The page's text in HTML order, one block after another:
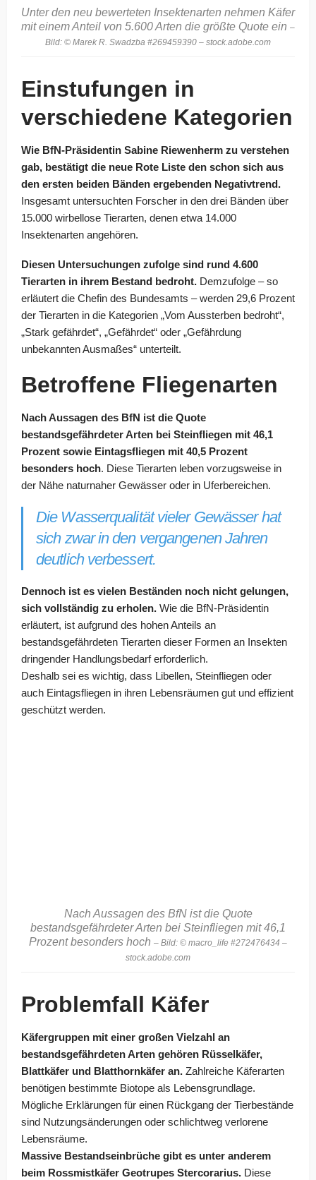
Unter den neu bewerteten Insektenarten nehmen Käfer
mit einem Anteil von 5.600 Arten die größte Quote ein –
Bild: © Marek R. Swadzba #269459390 – stock.adobe.com
Einstufungen in
verschiedene Kategorien
Wie BfN-Präsidentin Sabine Riewenherm zu verstehen
gab, bestätigt die neue Rote Liste den schon sich aus
den ersten beiden Bänden ergebenden Negativtrend.
Insgesamt untersuchten Forscher in den drei Bänden über
15.000 wirbellose Tierarten, denen etwa 14.000
Insektenarten angehören.
Diesen Untersuchungen zufolge sind rund 4.600
Tierarten in ihrem Bestand bedroht. Demzufolge – so
erläutert die Chefin des Bundesamts – werden 29,6 Prozent
der Tierarten in die Kategorien „Vom Aussterben bedroht“,
„Stark gefährdet“, „Gefährdet“ oder „Gefährdung
unbekannten Ausmaßes“ unterteilt.
Betroffene Fliegenarten
Nach Aussagen des BfN ist die Quote
bestandsgefährdeter Arten bei Steinfliegen mit 46,1
Prozent sowie Eintagsfliegen mit 40,5 Prozent
besonders hoch. Diese Tierarten leben vorzugsweise in
der Nähe naturnaher Gewässer oder in Uferbereichen.
Die Wasserqualität vieler Gewässer hat
sich zwar in den vergangenen Jahren
deutlich verbessert.
Dennoch ist es vielen Beständen noch nicht gelungen,
sich vollständig zu erholen. Wie die BfN-Präsidentin
erläutert, ist aufgrund des hohen Anteils an
bestandsgefährdeten Tierarten dieser Formen an Insekten
dringender Handlungsbedarf erforderlich.
Deshalb sei es wichtig, dass Libellen, Steinfliegen oder
auch Eintagsfliegen in ihren Lebensräumen gut und effizient
geschützt werden.
Nach Aussagen des BfN ist die Quote
bestandsgefährdeter Arten bei Steinfliegen mit 46,1
Prozent besonders hoch – Bild: © macro_life #272476434 –
stock.adobe.com
Problemfall Käfer
Käfergruppen mit einer großen Vielzahl an
bestandsgefährdeten Arten gehören Rüsselkäfer,
Blattkäfer und Blatthornkäfer an. Zahlreiche Käferarten
benötigen bestimmte Biotope als Lebensgrundlage.
Mögliche Erklärungen für einen Rückgang der Tierbestände
sind Nutzungsänderungen oder schlichtweg verlorene
Lebensräume.
Massive Bestandseinbrüche gibt es unter anderem
beim Rossmistkäfer Geotrupes Stercorarius. Diese